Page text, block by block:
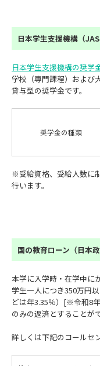
日本学生支援機構（
日本学生支援機構の奨学
学校（専門課程）および
貸与型の奨学金です。
奨学金の種類
※受給資格、受給人数に
行います。
国の教育ローン（日本
本学に入学時・在学中に
学生一人につき350万円
どは年3.35％）[※令和8
のみの返済とすることが
詳しくは下記のコールセ